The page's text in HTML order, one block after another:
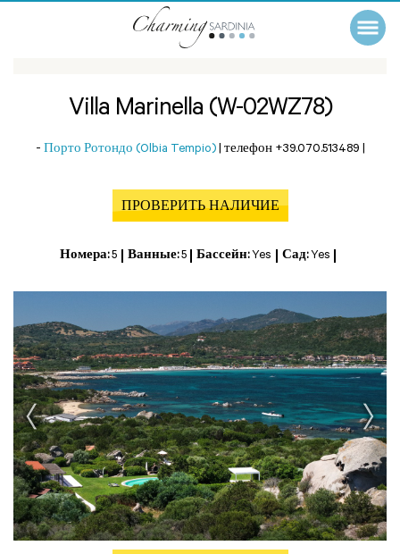
Villa Marinella (W-02WZ78)
- Порто Ротондо (Olbia Tempio) | телефон +39.070.513489 |
ПРОВЕРИТЬ НАЛИЧИЕ
Номера:5 Ванные:5 Бассейн: Yes Сад: Yes